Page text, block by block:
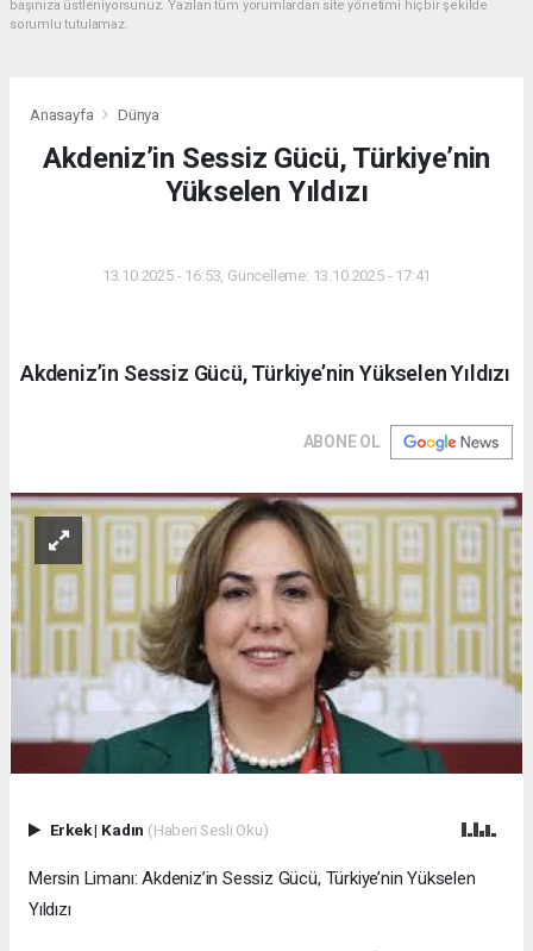
başınıza üstleniyorsunuz. Yazılan tüm yorumlardan site yönetimi hiçbir şekilde
sorumlu tutulamaz.
Anasayfa Dünya
Akdeniz’in Sessiz Gücü, Türkiye’nin
Yükselen Yıldızı
13.10.2025 - 16:53, Güncelleme: 13.10.2025 - 17:41
Akdeniz’in Sessiz Gücü, Türkiye’nin Yükselen Yıldızı
ABONE OL
Erkek| Kadın (Haberi Sesli Oku)
Mersin Limanı: Akdeniz’in Sessiz Gücü, Türkiye’nin Yükselen
Yıldızı